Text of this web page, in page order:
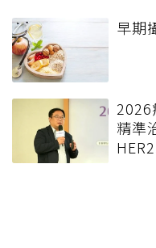
早期
2026
精準